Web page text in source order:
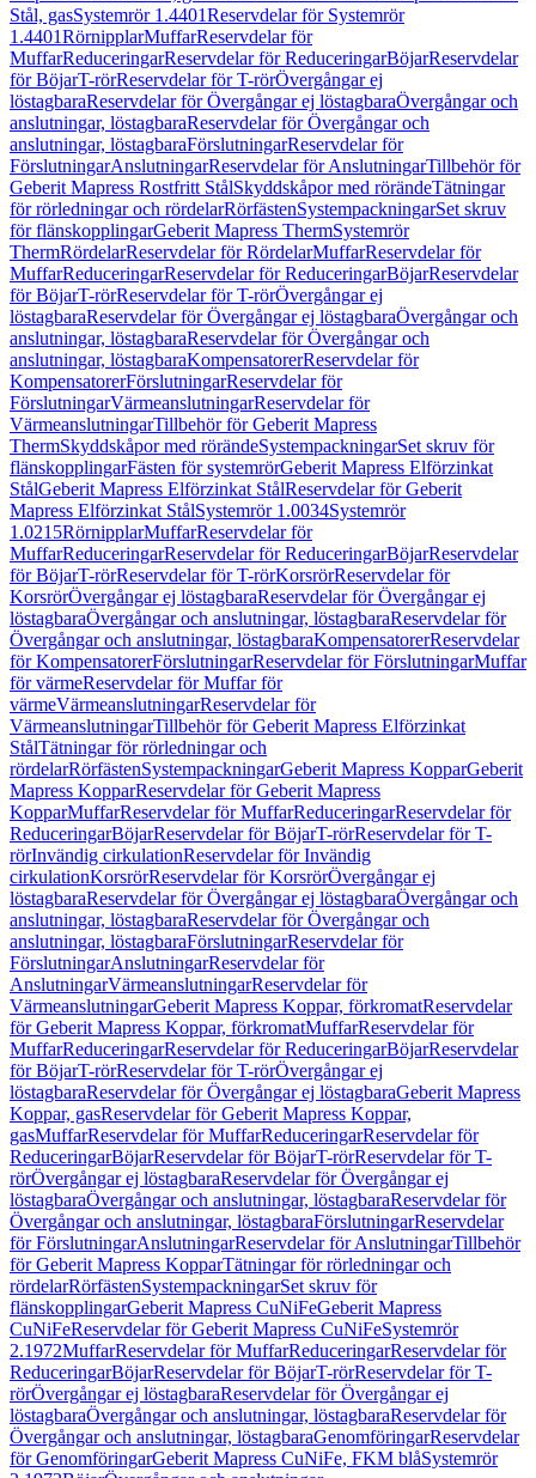
Stål, gasSystemrör 1.4401Reservdelar för Systemrör
1.4401RörnipplarMuffarReservdelar för
MuffarReduceringarReservdelar för ReduceringarBöjarReservdelar
för BöjarT-rörReservdelar för T-rörÖvergångar ej
löstagbaraReservdelar för Övergångar ej löstagbaraÖvergångar och
anslutningar, löstagbaraReservdelar för Övergångar och
anslutningar, löstagbaraFörslutningarReservdelar för
FörslutningarAnslutningarReservdelar för AnslutningarTillbehör för
Geberit Mapress Rostfritt StålSkyddskåpor med rörändeTätningar
för rörledningar och rördelarRörfästenSystempackningarSet skruv
för flänskopplingarGeberit Mapress ThermSystemrör
ThermRördelarReservdelar för RördelarMuffarReservdelar för
MuffarReduceringarReservdelar för ReduceringarBöjarReservdelar
för BöjarT-rörReservdelar för T-rörÖvergångar ej
löstagbaraReservdelar för Övergångar ej löstagbaraÖvergångar och
anslutningar, löstagbaraReservdelar för Övergångar och
anslutningar, löstagbaraKompensatorerReservdelar för
KompensatorerFörslutningarReservdelar för
FörslutningarVärmeanslutningarReservdelar för
VärmeanslutningarTillbehör för Geberit Mapress
ThermSkyddskåpor med rörändeSystempackningarSet skruv för
flänskopplingarFästen för systemrörGeberit Mapress Elförzinkat
StålGeberit Mapress Elförzinkat StålReservdelar för Geberit
Mapress Elförzinkat StålSystemrör 1.0034Systemrör
1.0215RörnipplarMuffarReservdelar för
MuffarReduceringarReservdelar för ReduceringarBöjarReservdelar
för BöjarT-rörReservdelar för T-rörKorsrörReservdelar för
KorsrörÖvergångar ej löstagbaraReservdelar för Övergångar ej
löstagbaraÖvergångar och anslutningar, löstagbaraReservdelar för
Övergångar och anslutningar, löstagbaraKompensatorerReservdelar
för KompensatorerFörslutningarReservdelar för FörslutningarMuffar
för värmeReservdelar för Muffar för
värmeVärmeanslutningarReservdelar för
VärmeanslutningarTillbehör för Geberit Mapress Elförzinkat
StålTätningar för rörledningar och
rördelarRörfästenSystempackningarGeberit Mapress KopparGeberit
Mapress KopparReservdelar för Geberit Mapress
KopparMuffarReservdelar för MuffarReduceringarReservdelar för
ReduceringarBöjarReservdelar för BöjarT-rörReservdelar för T-
rörInvändig cirkulationReservdelar för Invändig
cirkulationKorsrörReservdelar för KorsrörÖvergångar ej
löstagbaraReservdelar för Övergångar ej löstagbaraÖvergångar och
anslutningar, löstagbaraReservdelar för Övergångar och
anslutningar, löstagbaraFörslutningarReservdelar för
FörslutningarAnslutningarReservdelar för
AnslutningarVärmeanslutningarReservdelar för
VärmeanslutningarGeberit Mapress Koppar, förkromatReservdelar
för Geberit Mapress Koppar, förkromatMuffarReservdelar för
MuffarReduceringarReservdelar för ReduceringarBöjarReservdelar
för BöjarT-rörReservdelar för T-rörÖvergångar ej
löstagbaraReservdelar för Övergångar ej löstagbaraGeberit Mapress
Koppar, gasReservdelar för Geberit Mapress Koppar,
gasMuffarReservdelar för MuffarReduceringarReservdelar för
ReduceringarBöjarReservdelar för BöjarT-rörReservdelar för T-
rörÖvergångar ej löstagbaraReservdelar för Övergångar ej
löstagbaraÖvergångar och anslutningar, löstagbaraReservdelar för
Övergångar och anslutningar, löstagbaraFörslutningarReservdelar
för FörslutningarAnslutningarReservdelar för AnslutningarTillbehör
för Geberit Mapress KopparTätningar för rörledningar och
rördelarRörfästenSystempackningarSet skruv för
flänskopplingarGeberit Mapress CuNiFeGeberit Mapress
CuNiFeReservdelar för Geberit Mapress CuNiFeSystemrör
2.1972MuffarReservdelar för MuffarReduceringarReservdelar för
ReduceringarBöjarReservdelar för BöjarT-rörReservdelar för T-
rörÖvergångar ej löstagbaraReservdelar för Övergångar ej
löstagbaraÖvergångar och anslutningar, löstagbaraReservdelar för
Övergångar och anslutningar, löstagbaraGenomföringarReservdelar
för GenomföringarGeberit Mapress CuNiFe, FKM blåSystemrör